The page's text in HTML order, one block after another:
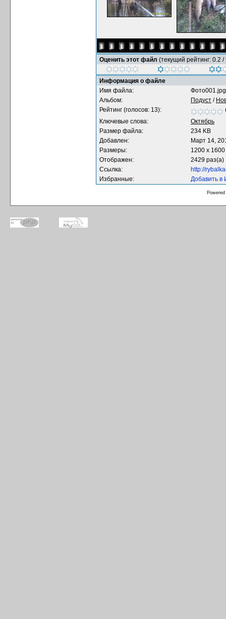
Оценить этот файл (текущий рейтинг: 0.2 /
Информация о файле
Имя файла:
Фото001.jpg
Альбом:
Подуст /
Рейтинг (голосов: 13):
Ключевые слова:
Октябрь
Размер файла:
234 KB
Добавлен:
Март 14,
Размеры:
1200 x
Отображен:
2429 раз(а)
Ссылка:
http://
Избранные:
Добавить в